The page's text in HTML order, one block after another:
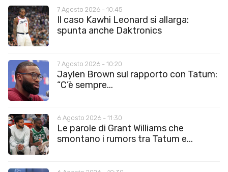
7 Agosto 2026 - 10:45
Il caso Kawhi Leonard si allarga:
spunta anche Daktronics
7 Agosto 2026 - 10:20
Jaylen Brown sul rapporto con Tatum:
“C’è sempre...
6 Agosto 2026 - 11:30
Le parole di Grant Williams che
smontano i rumors tra Tatum e...